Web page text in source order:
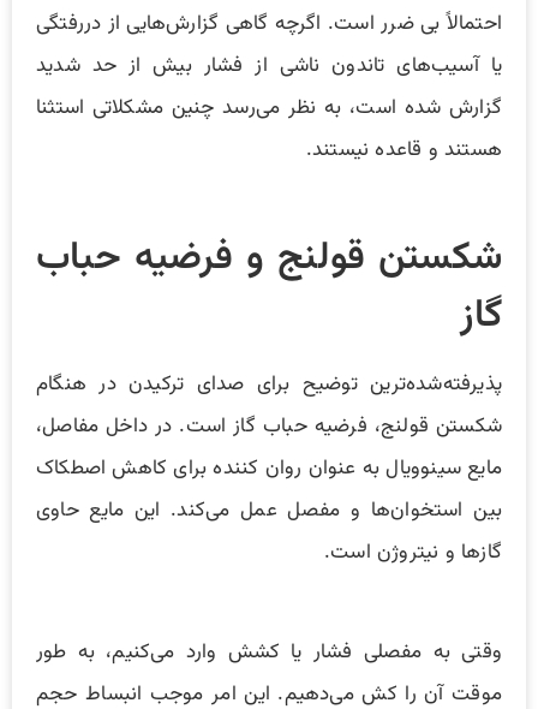
احتمالاً بی ضرر است. اگرچه گاهی گزارش‌هایی از دررفتگی
یا آسیب‌های تاندون ناشی از فشار بیش از حد شدید
گزارش شده است، به نظر می‌رسد چنین مشکلاتی استثنا
هستند و قاعده نیستند.
شکستن قولنج و فرضیه حباب
گاز
پذیرفته‌شده‌ترین توضیح برای صدای ترکیدن در هنگام
شکستن قولنج، فرضیه حباب گاز است. در داخل مفاصل،
مایع سینوویال به عنوان روان کننده برای کاهش اصطکاک
بین استخوان‌ها و مفصل عمل می‌کند. این مایع حاوی
گازها و نیتروژن است.
وقتی به مفصلی فشار یا کشش وارد می‌کنیم، به طور
موقت آن را کش می‌دهیم. این امر موجب انبساط حجم